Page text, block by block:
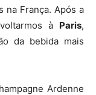
na França. Após a
à Paris,
da bebida mais
Ardenne